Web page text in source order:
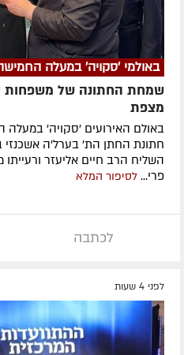
באולמי 'סקויה' במעלה
שמחת החתונה של משפחות
מצפת
באולם האירועים 'סקויה' במעלה
חתונת החתן הת' בערל'ה אשכנזי
השליח הרב חיים אליעזר
פרי... לסיפור המלא
לכתבה
לפני 4 שעות